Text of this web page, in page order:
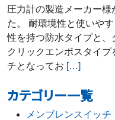
圧力計の製造メーカー
た。 耐環境性と使いや
性を持つ防水タイプと、
クリックエンボスタイ
チとなってお […]
カテゴリー一覧
メンブレンスイッチ